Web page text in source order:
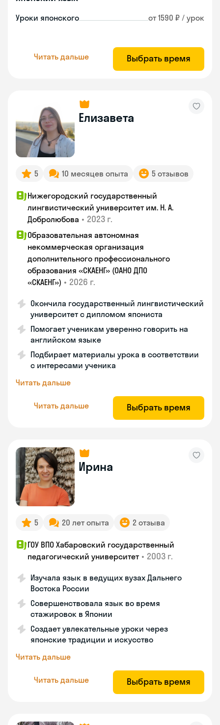
Уроки японского от 1590 ₽ / урок
Читать дальше Выбрать время
Елизавета
5 10 месяцев опыта 5 отзывов
Нижегородский государственный
лингвистический университет им. Н. А.
Добролюбова • 2023 г.
Образовательная автономная
некоммерческая организация
дополнительного профессионального
образования «СКАЕНГ» (ОАНО ДПО
«СКАЕНГ») • 2026 г.
Окончила государственный лингвистический
университет с дипломом япониста
Помогает ученикам уверенно говорить на
английском языке
Подбирает материалы урока в соответствии
с интересами ученика
Читать дальше
Читать дальше Выбрать время
Ирина
5 20 лет опыта 2 отзыва
ГОУ ВПО Хабаровский государственный
педагогический университет • 2003 г.
Изучала язык в ведущих вузах Дальнего
Востока России
Совершенствовала язык во время
стажировок в Японии
Создает увлекательные уроки через
японские традиции и искусство
Читать дальше
Читать дальше Выбрать время